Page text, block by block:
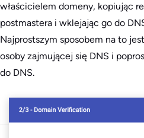
właścicielem domeny, kopiując
postmastera i wklejając go do
Najprostszym sposobem na to
osoby zajmującej się DNS i
do DNS.